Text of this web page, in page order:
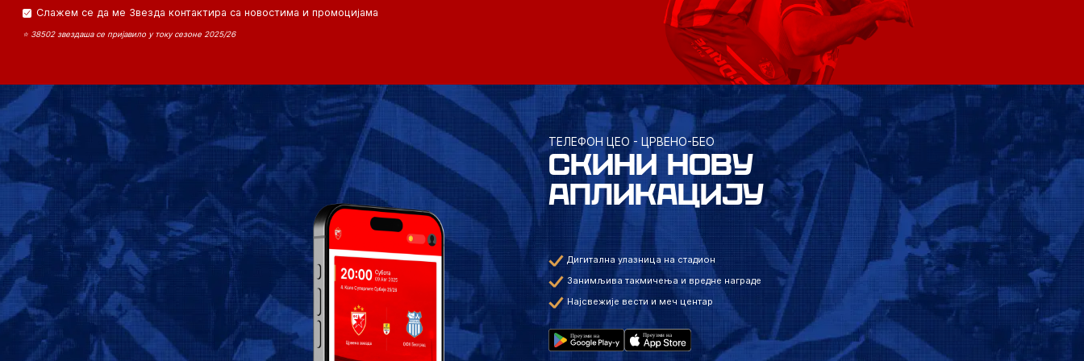
Слажем се да ме Звезда контактира са новостима и промоцијама
⭐ 38502 звездаша се пријавило у току сезоне 2025/26
ТЕЛЕФОН ЦЕО - ЦРВЕНО-БЕО
СКИНИ НОВУ
АПЛИКАЦИЈУ
Дигитална улазница на стадион
Занимљива такмичења и вредне награде
Најсвежије вести и меч центар